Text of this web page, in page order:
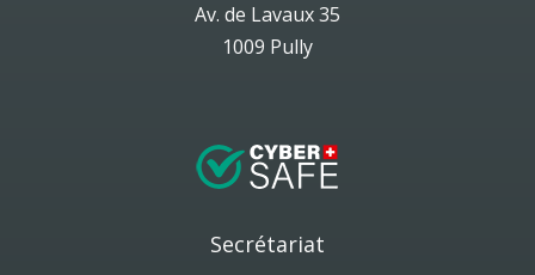
Av. de Lavaux 35
1009 Pully
Secrétariat